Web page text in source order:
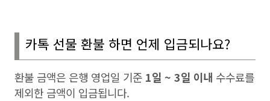
카톡 선물 환불 하면 언제 입금되나요?
환불 금액은 은행 영업일 기준 1일 ~ 3일 이내 수수료를
제외한 금액이 입금됩니다.